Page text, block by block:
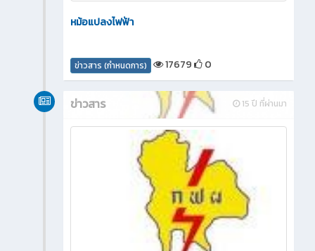
หม้อแปลงไฟฟ้า
ข่าวสาร (กำหนดการ) 17679 0
15 ปี ที่ผ่านมา
ข่าวสาร